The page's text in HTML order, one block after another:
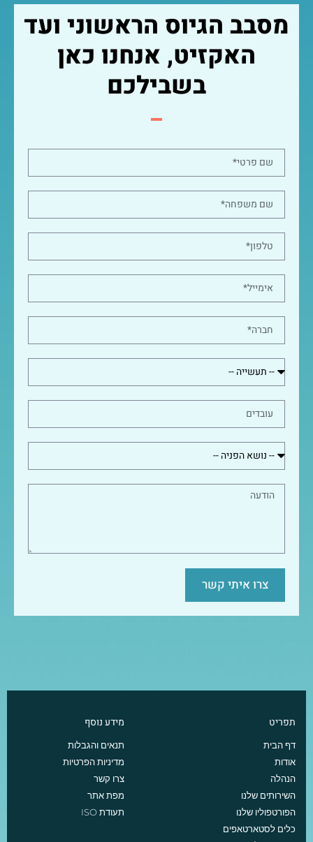
מסבב הגיוס הראשוני ועד
האקזיט, אנחנו כאן
בשבילכם
צרו איתי קשר
תפריט
דף הבית
אודות
הנהלה
השירותים שלנו
הפורטפוליו שלנו
כלים לסטארטאפים
מידע נוסף
תנאים והגבלות
מדיניות הפרטיות
צרו קשר
מפת אתר
תעודת ISO